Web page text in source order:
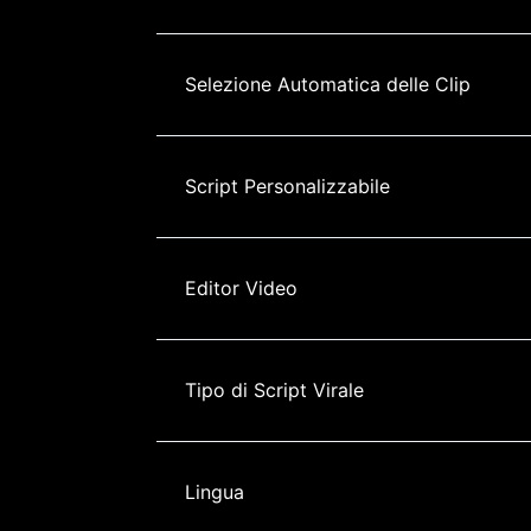
Selezione Automatica delle Clip
Script Personalizzabile
Editor Video
Tipo di Script Virale
Lingua